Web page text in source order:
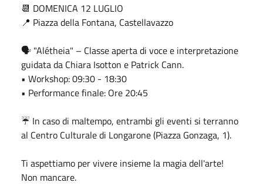
📆 DOMENICA 12 LUGLIO
📍 Piazza della Fontana, Castellavazzo
🗣️ "Alétheia" – Classe aperta di voce e interpretazione
guidata da Chiara Isotton e Patrick Cann.
• Workshop: 09:30 - 18:30
• Performance finale: Ore 20:45
☔ In caso di maltempo, entrambi gli eventi si terranno
al Centro Culturale di Longarone (Piazza Gonzaga, 1).
Ti aspettiamo per vivere insieme la magia dell'arte!
Non mancare.